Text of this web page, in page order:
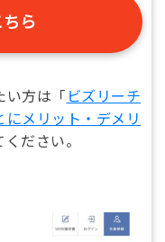
ら
い方は「 ビズリーチ
メリット・デメリ
ださい。